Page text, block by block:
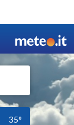
35°